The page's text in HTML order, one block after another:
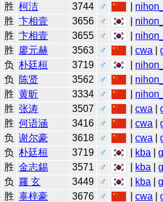
胜 柯洁 3744 ♂
胜 卞相壹 3656 ♂
胜 卞相壹 3655 ♂
胜 廖元赫 3563 ♂ |cwa |
负 朴廷桓 3719 ♂
负 陈贤 3562 ♂
胜 黄昕 3334 ♂
胜 张涛 3507 ♂ |cwa |
胜 何语涵 3416 ♂ |cwa |
负 谢尔豪 3618 ♂ |cwa |
负 朴廷桓 3719 ♂ kba |
胜 金志錫 3571 ♂ kba |
负 羅 玄 3449 ♂ kba |
胜 辜梓豪 3676 ♂ |cwa |